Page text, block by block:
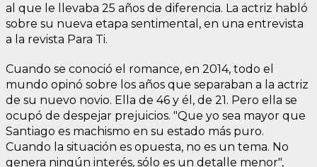
al que le llevaba 25 años de diferencia. La actriz habló
sobre su nueva etapa sentimental, en una entrevista
a la revista Para Ti.
Cuando se conoció el romance, en 2014, todo el
mundo opinó sobre los años que separaban a la actriz
de su nuevo novio. Ella de 46 y él, de 21. Pero ella se
ocupó de despejar prejuicios. "Que yo sea mayor que
Santiago es machismo en su estado más puro.
Cuando la situación es opuesta, no es un tema. No
genera ningún interés, sólo es un detalle menor",